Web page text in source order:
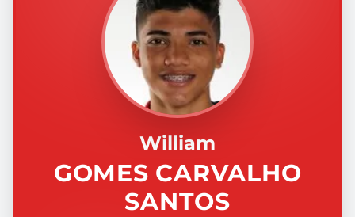
William
GOMES CARVALHO
SANTOS